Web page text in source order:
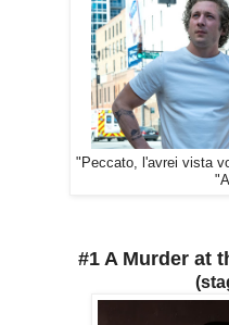
"Peccato, l'avrei vista
#1 A Murder at